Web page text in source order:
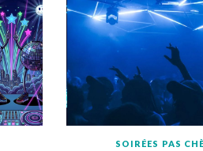
SOIRÉES PAS